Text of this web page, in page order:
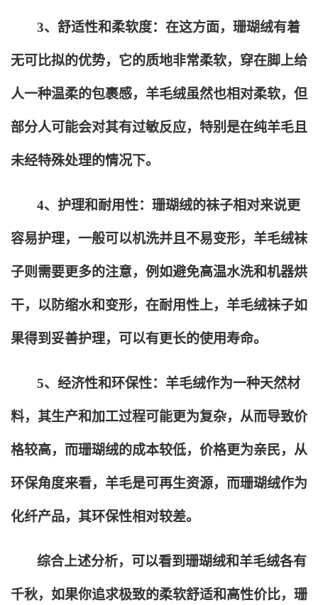
3、舒适性和柔软度：在这方面，珊瑚绒有着
无可比拟的优势，它的质地非常柔软，穿在脚上给
人一种温柔的包裹感，羊毛绒虽然也相对柔软，但
部分人可能会对其有过敏反应，特别是在纯羊毛且
未经特殊处理的情况下。
4、护理和耐用性：珊瑚绒的袜子相对来说更
容易护理，一般可以机洗并且不易变形，羊毛绒袜
子则需要更多的注意，例如避免高温水洗和机器烘
干，以防缩水和变形，在耐用性上，羊毛绒袜子如
果得到妥善护理，可以有更长的使用寿命。
5、经济性和环保性：羊毛绒作为一种天然材
料，其生产和加工过程可能更为复杂，从而导致价
格较高，而珊瑚绒的成本较低，价格更为亲民，从
环保角度来看，羊毛是可再生资源，而珊瑚绒作为
化纤产品，其环保性相对较差。
综合上述分析，可以看到珊瑚绒和羊毛绒各有
千秋，如果你追求极致的柔软舒适和高性价比，珊